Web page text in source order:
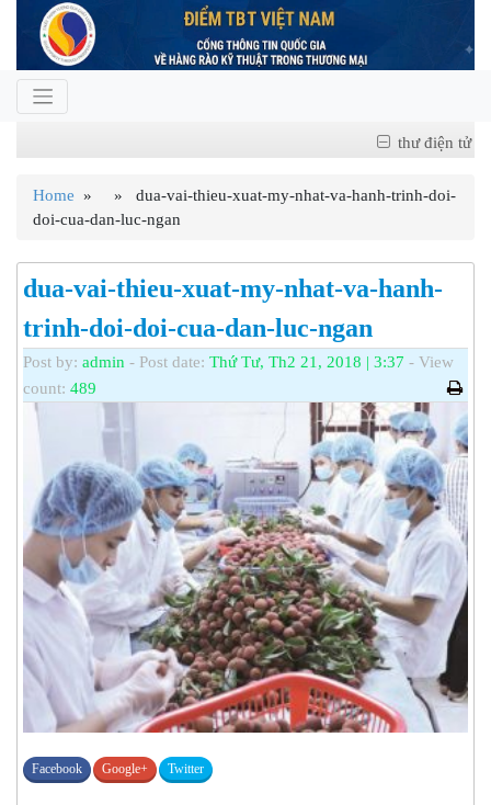
thư điện tử
Home » » dua-vai-thieu-xuat-my-nhat-va-hanh-trinh-doi-
doi-cua-dan-luc-ngan
dua-vai-thieu-xuat-my-nhat-va-hanh-
trinh-doi-doi-cua-dan-luc-ngan
Post by: admin - Post date: Thứ Tư, Th2 21, 2018 | 3:37 - View
count: 489
Facebook Google+ Twitter